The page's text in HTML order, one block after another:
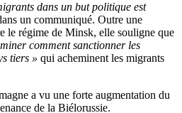
dans un but politique est
un communiqué. Outre une
le régime de Minsk, elle souligne que
comment sanctionner les
tiers » qui acheminent les migrants
a vu une forte augmentation du
de la Biélorussie.